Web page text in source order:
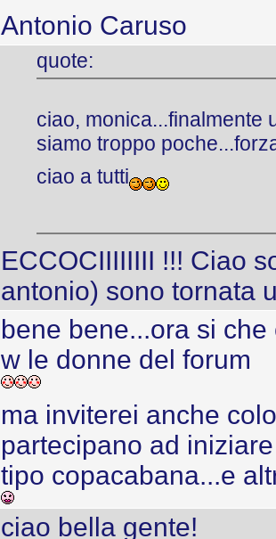
Antonio Caruso
quote:
ciao, monica...finalmente
siamo troppo
ciao a tutti
ECCOCIIIIIIII !!! Ciao
antonio) sono tornata
bene bene...ora si
w le donne del forum
ma inviterei anche
partecipano ad
tipo copacabana...e
ciao bella gente!